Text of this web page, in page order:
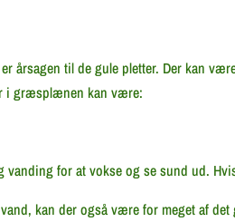
årsagen til de gule pletter. Der kan
i græsplænen kan være:
for at vokse og se sund ud.
kan der også være for meget af